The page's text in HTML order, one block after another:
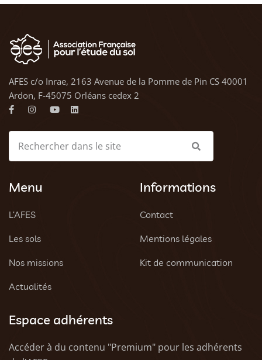
AFES c/o Inrae, 2163 Avenue de la Pomme de Pin CS 40001
Ardon, F-45075 Orléans cedex 2
Menu
L’AFES
Les sols
Nos missions
Actualités
Informations
Contact
Mentions légales
Kit de communication
Espace adhérents
Accéder à du contenu "Premium" pour les adhérents